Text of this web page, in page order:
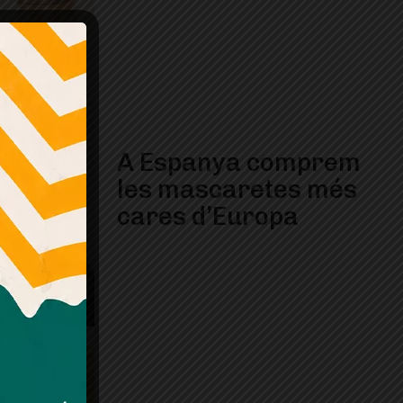
A Espanya comprem
les mascaretes més
cares d’Europa